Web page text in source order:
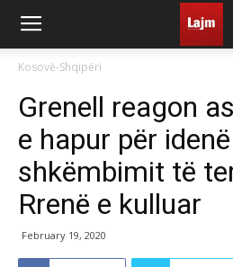
Kosovë-Shqipëri
Grenell reagon
e hapur për
shkëmbimit të
Rrenë e kulluar
February 19, 2020